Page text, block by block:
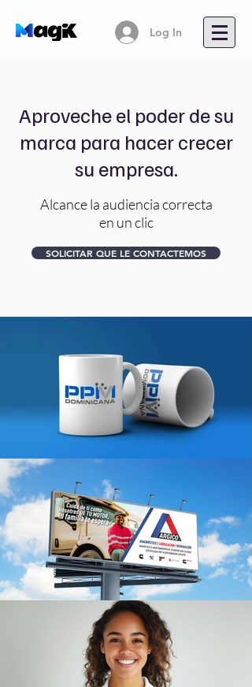
Log In
Aproveche el poder de su
marca para hacer crecer
su empresa.
Alcance la audiencia correcta
en un clic
SOLICITAR QUE LE CONTACTEMOS